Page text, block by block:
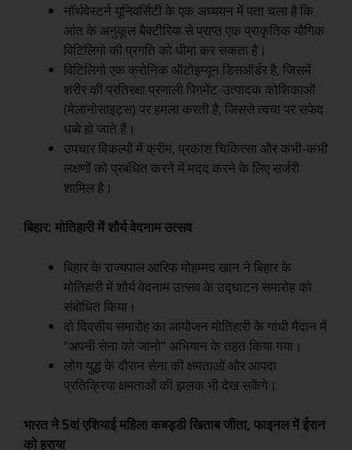
नॉर्थवेस्टर्न यूनिवर्सिटी के एक अध्ययन में पता चला है कि
आंत के अनुकूल बैक्टीरिया से प्राप्त एक प्राकृतिक यौगिक
विटिलिगो की प्रगति को धीमा कर सकता है।
विटिलिगो एक क्रोनिक ऑटोइम्यून डिसऑर्डर है, जिसमें
शरीर की प्रतिरक्षा प्रणाली पिगमेंट-उत्पादक कोशिकाओं
(मेलानोसाइट्स) पर हमला करती है, जिससे त्वचा पर सफेद
धब्बे हो जाते हैं।
उपचार विकल्पों में क्रीम, प्रकाश चिकित्सा और कभी-कभी
लक्षणों को प्रबंधित करने में मदद करने के लिए सर्जरी
शामिल है।
बिहार: मोतिहारी में शौर्य वेदनाम उत्सव
बिहार के राज्यपाल आरिफ मोहम्मद खान ने बिहार के
मोतिहारी में शौर्य वेदनाम उत्सव के उद्घाटन समारोह को
संबोधित किया।
दो दिवसीय समारोह का आयोजन मोतिहारी के गांधी मैदान में
“अपनी सेना को जानो” अभियान के तहत किया गया।
लोग युद्ध के दौरान सेना की क्षमताओं और आपदा
प्रतिक्रिया क्षमताओं की झलक भी देख सकेंगे।
भारत ने 5वां एशियाई महिला कबड्डी खिताब जीता, फाइनल में ईरान
को हराया